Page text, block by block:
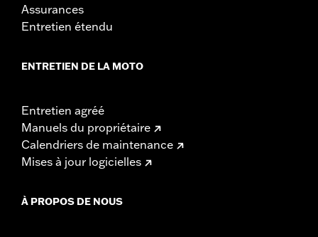
Assurances
Entretien étendu
ENTRETIEN DE LA MOTO
Entretien agréé
Manuels du propriétaire
Calendriers de maintenance
Mises à jour logicielles
À PROPOS DE NOUS